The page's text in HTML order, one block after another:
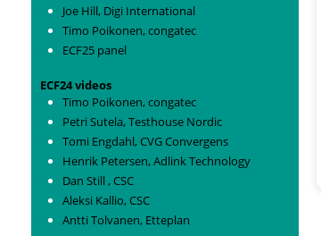
Joe Hill, Digi International
Timo Poikonen, congatec
ECF25 panel
ECF24 videos
Timo Poikonen, congatec
Petri Sutela, Testhouse Nordic
Tomi Engdahl, CVG Convergens
Henrik Petersen, Adlink Technology
Dan Still , CSC
Aleksi Kallio, CSC
Antti Tolvanen, Etteplan